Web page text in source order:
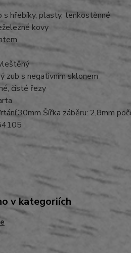
s hřebíky, plasty, tenkostěnné
kovy
zub s negativním sklonem
čisté řezy
Šířka záběru: 2,8mm
v kategoriích